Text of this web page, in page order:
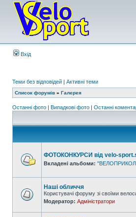
Вхід
Теми без відповідей | Активні теми
Список форумів » Галерея
Останні фото | Випадкові фото | Останні
ФОТОКОНКУРСИ від velo-
Вкладені альбоми: "ВЕЛОПРИКОЛ-
Наші обличчя
Користувачі форуму зі своїми
Модератор: Адміністратори